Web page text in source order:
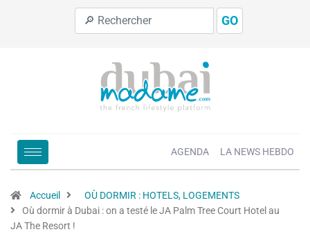
GO
AGENDA LA NEWS HEBDO
Accueil
OÙ DORMIR : HOTELS, LOGEMENTS
Où dormir à Dubai : on a testé le JA Palm Tree Court Hotel au
JA The Resort !